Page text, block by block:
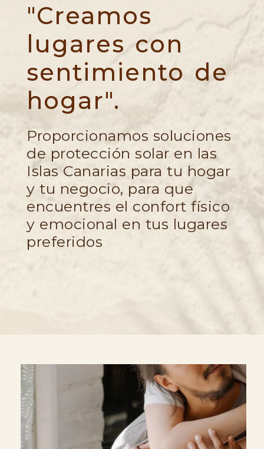
"Creamos
lugares con
sentimiento de
hogar".
Proporcionamos soluciones
de protección solar en las
Islas Canarias para tu hogar
y tu negocio, para que
encuentres el confort físico
y emocional en tus lugares
preferidos